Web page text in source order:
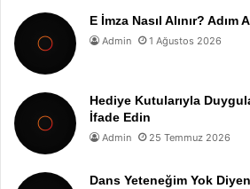
E İmza Nasıl Alınır? Adım
Admin 1 Ağustos 2026
Hediye Kutularıyla
İfade Edin
Admin 25 Temmuz 2026
Dans Yeteneğim Yok